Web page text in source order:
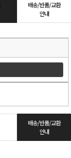
배송/반품/교환
안내
배송/반품/교환
안내